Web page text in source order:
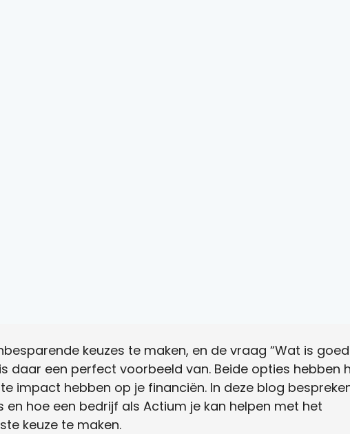
keuzes te maken, en de vraag “Wat is
daar een perfect voorbeeld van. Beide opties hebben
impact hebben op je financiën. In deze blog
hoe een bedrijf als Actium je kan helpen met het
keuze te maken.